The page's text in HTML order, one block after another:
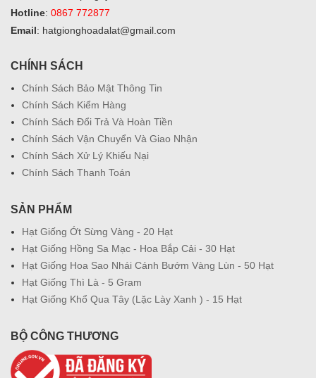
Hotline: 0867 772877
Email: hatgionghoadalat@gmail.com
CHÍNH SÁCH
Chính Sách Bảo Mật Thông Tin
Chính Sách Kiểm Hàng
Chính Sách Đổi Trả Và Hoàn Tiền
Chính Sách Vận Chuyển Và Giao Nhận
Chính Sách Xử Lý Khiếu Nại
Chính Sách Thanh Toán
SẢN PHẨM
Hạt Giống Ớt Sừng Vàng - 20 Hạt
Hạt Giống Hồng Sa Mạc - Hoa Bắp Cải - 30 Hạt
Hạt Giống Hoa Sao Nhái Cánh Bướm Vàng Lùn - 50 Hạt
Hạt Giống Thì Là - 5 Gram
Hạt Giống Khổ Qua Tây (Lặc Lày Xanh ) - 15 Hạt
BỘ CÔNG THƯƠNG